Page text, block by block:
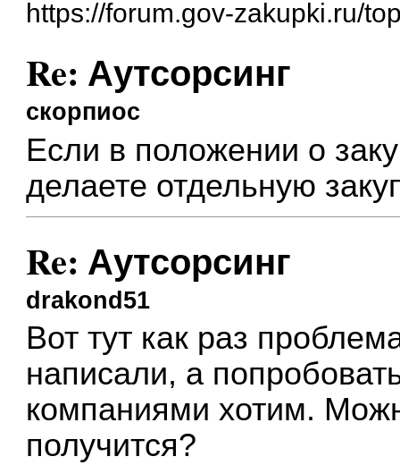
https://forum.gov-zakupki.ru/
Re: Аутсорсинг
скорпиос
Если в положении о
делаете отдельную
Re: Аутсорсинг
drakond51
Вот тут как раз
написали, а
компаниями хотим.
получится?